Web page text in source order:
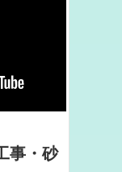
事・砂